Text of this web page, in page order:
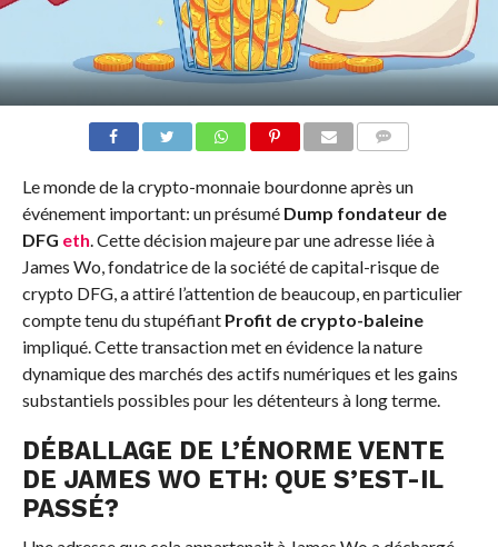
Le monde de la crypto-monnaie bourdonne après un
événement important: un présumé Dump fondateur de
DFG eth . Cette décision majeure par une adresse liée à
James Wo, fondatrice de la société de capital-risque de
crypto DFG, a attiré l’attention de beaucoup, en particulier
compte tenu du stupéfiant Profit de crypto-baleine
impliqué. Cette transaction met en évidence la nature
dynamique des marchés des actifs numériques et les gains
substantiels possibles pour les détenteurs à long terme.
DÉBALLAGE DE L’ÉNORME VENTE
DE JAMES WO ETH: QUE S’EST-IL
PASSÉ?